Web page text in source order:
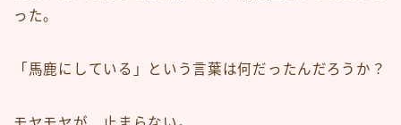
った。
「馬鹿にしている」という言葉は何だったんだろうか？